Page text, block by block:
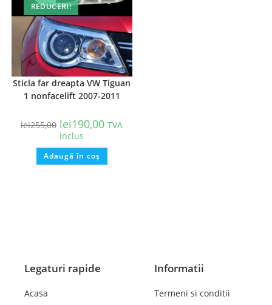
REDUCERI!
Sticla far dreapta VW Tiguan
1 nonfacelift 2007-2011
lei255,00 lei190,00 TVA
inclus
Adaugă în coș
Legaturi rapide
Acasa
Informatii
Termeni si conditii